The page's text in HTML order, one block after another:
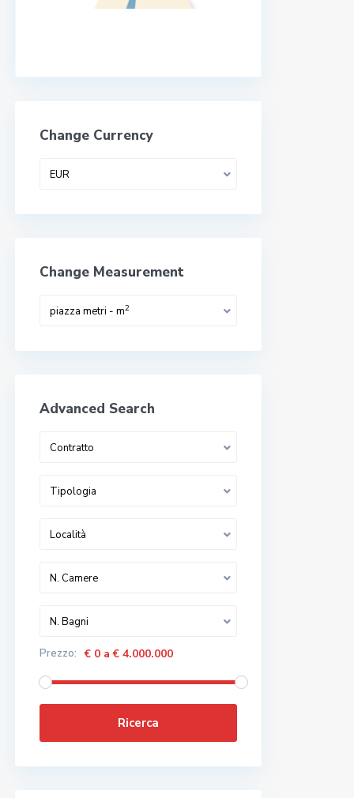
Change Currency
EUR
Change Measurement
piazza metri - m2
Advanced Search
Contratto
Tipologia
Località
N. Camere
N. Bagni
Prezzo: € 0 a € 4.000.000
Ricerca